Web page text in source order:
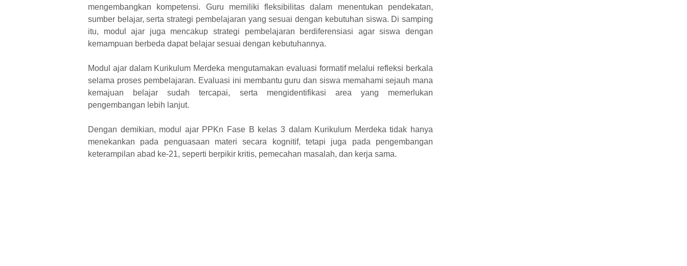
mengembangkan kompetensi. Guru memiliki fleksibilitas dalam menentukan pendekatan,
sumber belajar, serta strategi pembelajaran yang sesuai dengan kebutuhan siswa. Di samping
itu, modul ajar juga mencakup strategi pembelajaran berdiferensiasi agar siswa dengan
kemampuan berbeda dapat belajar sesuai dengan kebutuhannya.
Modul ajar dalam Kurikulum Merdeka mengutamakan evaluasi formatif melalui refleksi berkala
selama proses pembelajaran. Evaluasi ini membantu guru dan siswa memahami sejauh mana
kemajuan belajar sudah tercapai, serta mengidentifikasi area yang memerlukan
pengembangan lebih lanjut.
Dengan demikian, modul ajar PPKn Fase B kelas 3 dalam Kurikulum Merdeka tidak hanya
menekankan pada penguasaan materi secara kognitif, tetapi juga pada pengembangan
keterampilan abad ke-21, seperti berpikir kritis, pemecahan masalah, dan kerja sama.